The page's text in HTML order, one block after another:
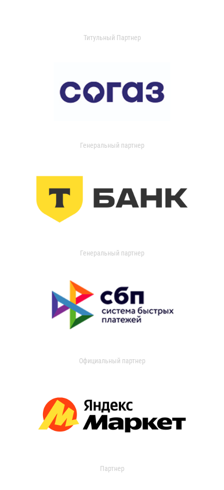
Титульный Партнер
Генеральный партнер
Генеральный партнер
Официальный партнер
Партнер